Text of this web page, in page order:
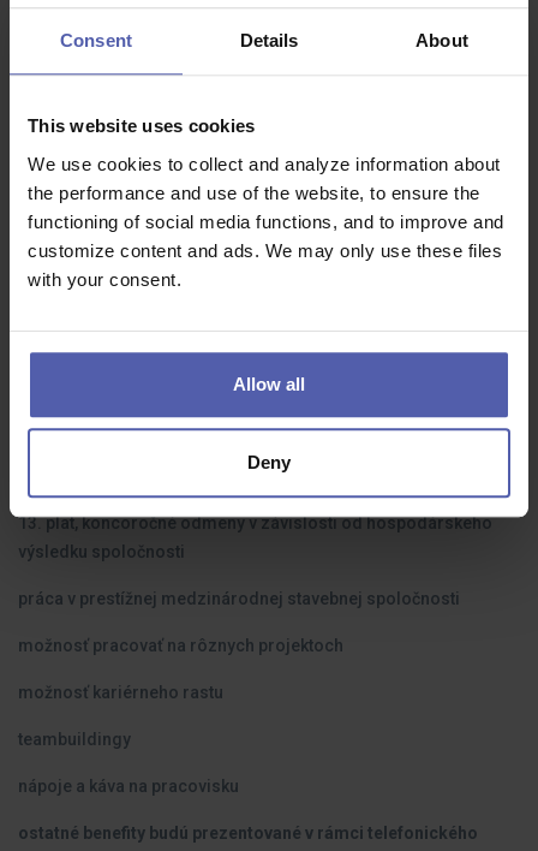
Consent Details About
This website uses cookies
We use cookies to collect and analyze information about
the performance and use of the website, to ensure the
functioning of social media functions, and to improve and
customize content and ads. We may only use these files
with your consent.
Allow all
Deny
Aké skúsenosti by ste mali mať:
- NUTNOU požiadavkou je pri pozícii prax v systéme DALUX -
min. 2 roky a viac
- skúsenosti ako Stavebný inžinier, Stavebný manažér/technik
- vysokoškolské vzdelanie v oblasti stavebníctva
- aktívny vodič
Čo dostanete na oplátku:
13. plat, koncoročné odmeny v závislosti od hospodárskeho
výsledku spoločnosti
práca v prestížnej medzinárodnej stavebnej spoločnosti
možnosť pracovať na rôznych projektoch
možnosť kariérneho rastu
teambuildingy
nápoje a káva na pracovisku
ostatné benefity budú prezentované v rámci telefonického